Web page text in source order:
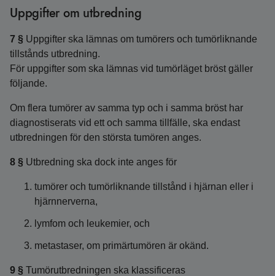
Uppgifter om utbredning
7 § Uppgifter ska lämnas om tumörers och tumörliknande
tillstånds utbredning.
För uppgifter som ska lämnas vid tumörläget bröst gäller
följande.
Om flera tumörer av samma typ och i samma bröst har
diagnostiserats vid ett och samma tillfälle, ska endast
utbredningen för den största tumören anges.
8 § Utbredning ska dock inte anges för
tumörer och tumörliknande tillstånd i hjärnan eller i
hjärnnerverna,
lymfom och leukemier, och
metastaser, om primärtumören är okänd.
9 § Tumörutbredningen ska klassificeras